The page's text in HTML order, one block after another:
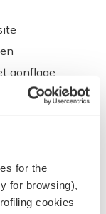
for the
for browsing),
cookies
gonflage
Voir tous
les